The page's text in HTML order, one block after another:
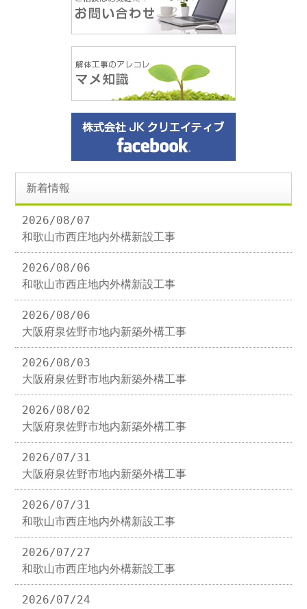
新着情報
2026/08/07
和歌山市西庄地内外構新設工事
2026/08/06
和歌山市西庄地内外構新設工事
2026/08/06
大阪府泉佐野市地内新築外構工事
2026/08/03
大阪府泉佐野市地内新築外構工事
2026/08/02
大阪府泉佐野市地内新築外構工事
2026/07/31
大阪府泉佐野市地内新築外構工事
2026/07/31
和歌山市西庄地内外構新設工事
2026/07/27
和歌山市西庄地内外構新設工事
2026/07/24